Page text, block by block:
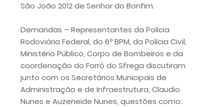
São João 2012 de Senhor do Bonfim.
Demandas – Representantes da Polícia
Rodoviária Federal, do 6º BPM, da Polícia Civil,
Ministério Público, Corpo de Bombeiros e da
coordenação do Forró do Sfrega discutiram
junto com os Secretários Municipais de
Administração e de Infraestrutura, Claudio
Nunes e Auzeneide Nunes, questões como: